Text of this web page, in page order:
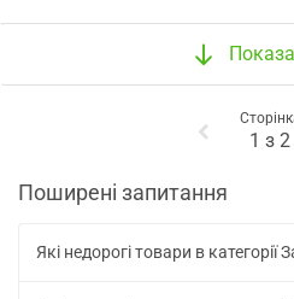
1 з 2
Поширені запитання
Які недорогі товари в категорії